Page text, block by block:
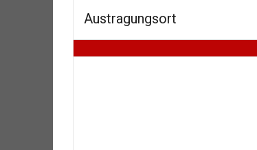
Austragungsort